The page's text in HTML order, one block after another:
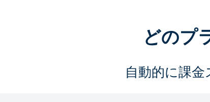
どのプ
自動的に課